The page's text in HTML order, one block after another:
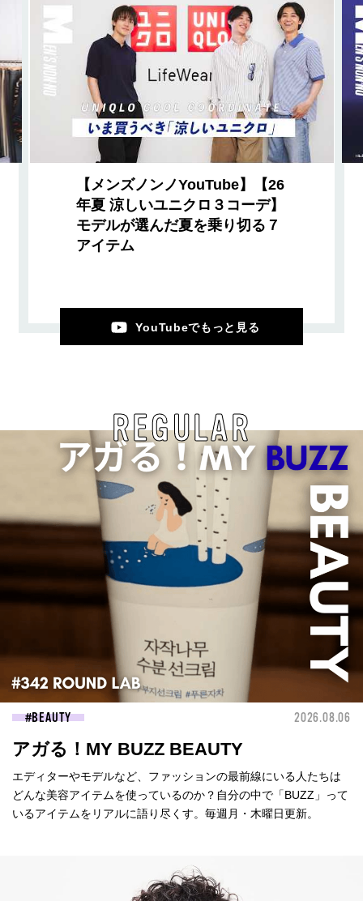
【メンズノンノYouTube】【26
年夏 涼しいユニクロ３コーデ】
モデルが選んだ夏を乗り切る７
アイテム
YouTubeでもっと見る
REGULAR
BEAUTY 2026.08.06
アガる！MY BUZZ BEAUTY
エディターやモデルなど、ファッションの最前線にいる人たちは
どんな美容アイテムを使っているのか？自分の中で「BUZZ」って
いるアイテムをリアルに語り尽くす。毎週月・木曜日更新。